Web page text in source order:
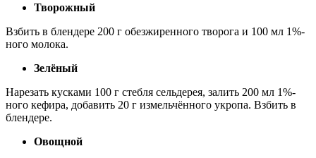
Творожный
Взбить в блендере 200 г обезжиренного творога и 100 мл 1%-
ного молока.
Зелёный
Нарезать кусками 100 г стебля сельдерея, залить 200 мл 1%-
ного кефира, добавить 20 г измельчённого укропа. Взбить в
блендере.
Овощной